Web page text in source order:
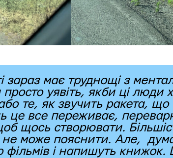
зараз має труднощі з
уявіть, якби ці люди
те, як звучить ракета,
це все переживає,
щось створювати.
не може пояснити. Але,
фільмів і напишуть